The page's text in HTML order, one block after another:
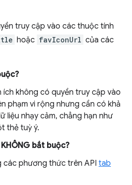
truy cập vào các thuộc tính
hoặc favIconUrl của các
ích không có quyền truy cập vào
phạm vi rộng nhưng cần có khả
liệu nhạy cảm, chẳng hạn như
thẻ tuỳ ý.
bắt buộc?
các phương thức trên API tab